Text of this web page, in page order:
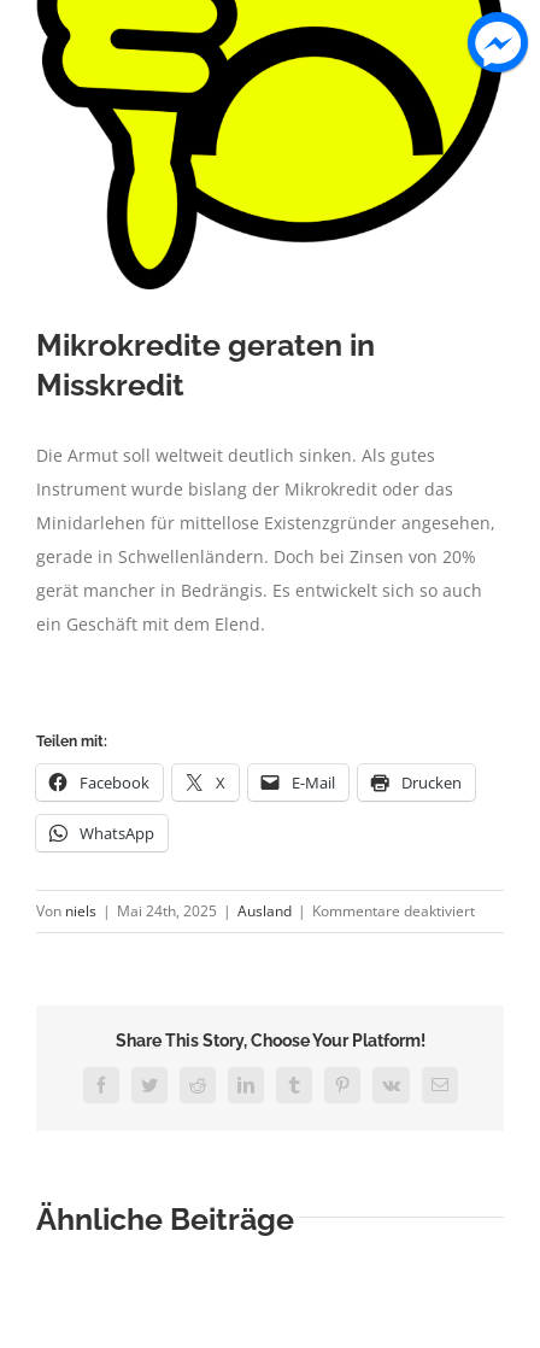
Mikrokredite geraten in
Misskredit
Die Armut soll weltweit deutlich sinken. Als gutes
Instrument wurde bislang der Mikrokredit oder das
Minidarlehen für mittellose Existenzgründer angesehen,
gerade in Schwellenländern. Doch bei Zinsen von 20%
gerät mancher in Bedrängis. Es entwickelt sich so auch
ein Geschäft mit dem Elend.
Teilen mit:
Facebook X E-Mail Drucken
WhatsApp
Von niels | Mai 24th, 2025 | Ausland | Kommentare deaktiviertfür
Share This Story, Choose Your Platform!
FacebookTwitterReddit LinkedInTumblrPinterest
Vk
E-
Ähnliche Beiträge